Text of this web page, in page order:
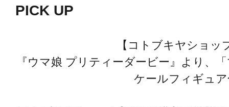
ような一品に仕上がっています。
是非、「マンハッタンカフェ」の輝
ください！
PICK UP
【コトブキヤショッ
『ウマ娘 プリティーダービー』より、
ケールフィギュ